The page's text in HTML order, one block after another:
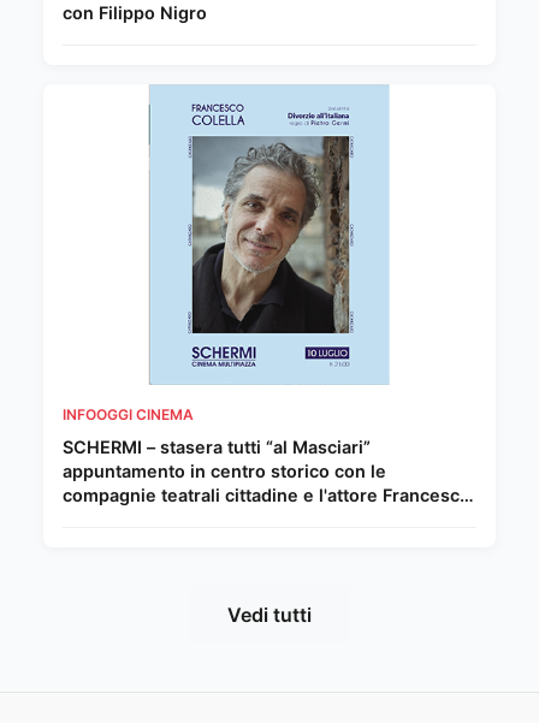
con Filippo Nigro
INFOOGGI CINEMA
SCHERMI – stasera tutti “al Masciari”
appuntamento in centro storico con le
compagnie teatrali cittadine e l'attore Francesco
Vedi tutti